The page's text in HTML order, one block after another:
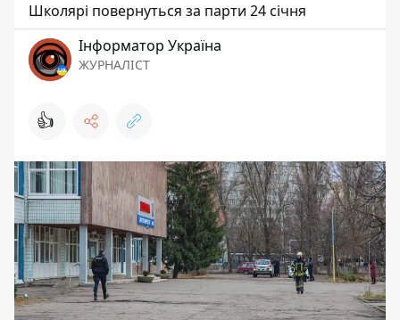
Школярі повернуться за парти 24 січня
Інформатор Україна
ЖУРНАЛІСТ
👍